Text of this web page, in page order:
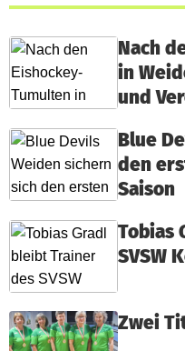
Nach
in
und
Blue
den
Saison
Tobias
SVSW
Zwei